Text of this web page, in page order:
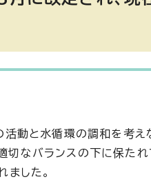
動と水循環の調和を考え
なバランスの下に保たれ
した。